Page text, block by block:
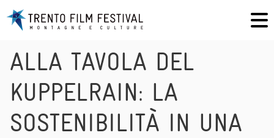
ALLA TAVOLA DEL
KUPPELRAIN: LA
SOSTENIBILITÀ IN UNA